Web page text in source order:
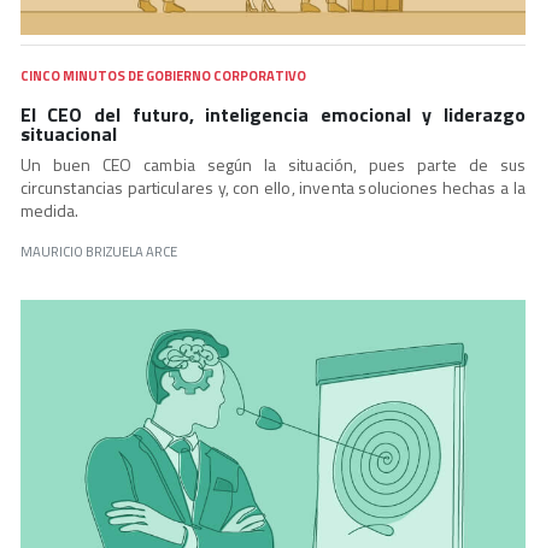
CINCO MINUTOS DE GOBIERNO CORPORATIVO
El CEO del futuro, inteligencia emocional y liderazgo
situacional
Un buen CEO cambia según la situación, pues parte de sus
circunstancias particulares y, con ello, inventa soluciones hechas a la
medida.
MAURICIO BRIZUELA ARCE